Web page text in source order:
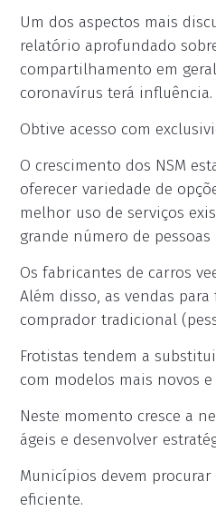
Um dos aspectos mais
relatório aprofundado
compartilhamento em
coronavírus terá influência.
Obtive acesso com
O crescimento dos NSM
oferecer variedade de
melhor uso de serviços
grande número de pessoas
Os fabricantes de carros
Além disso, as vendas
comprador tradicional
Frotistas tendem a
com modelos mais novos
Neste momento cresce a
ágeis e desenvolver
Municípios devem
eficiente.